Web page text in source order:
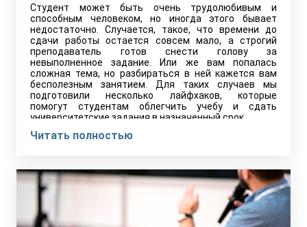
Студент может быть очень трудолюбивым и
способным человеком, но иногда этого бывает
недостаточно. Случается, такое, что времени до
сдачи работы остается совсем мало, а строгий
преподаватель готов снести голову за
невыполненное задание. Или же вам попалась
сложная тема, но разбираться в ней кажется вам
бесполезным занятием. Для таких случаев мы
подготовили несколько лайфхаков, которые
помогут студентам облегчить учебу и сдать
университетские задания в назначенный срок.
Читать полностью